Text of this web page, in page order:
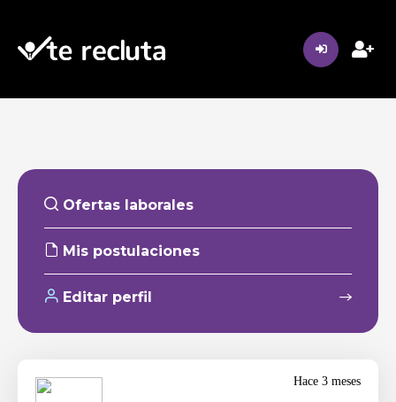
Ofertas laborales
Mis postulaciones
Editar perfil
Hace 3 meses